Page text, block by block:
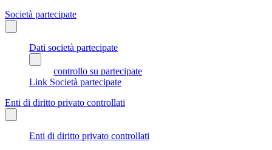
Società partecipate
Dati società partecipate
controllo su partecipate
Link Società partecipate
Enti di diritto privato controllati
Enti di diritto privato controllati